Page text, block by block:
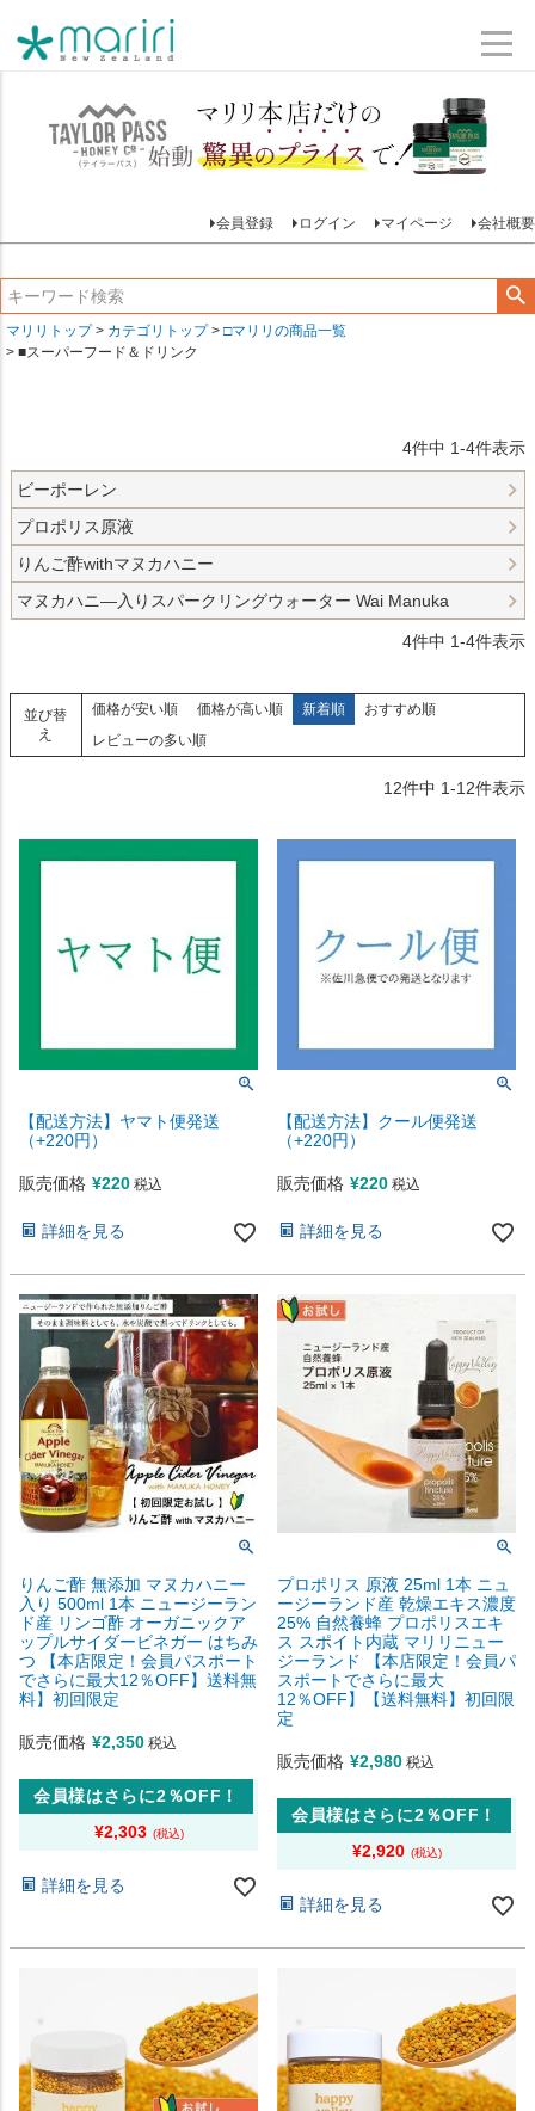
会員登録 ログイン マイページ 会社概要
マリリトップ カテゴリトップ
□マリリの商品一覧
■スーパーフード＆ドリンク
4件中 1-4件表示
ビーポーレン
プロポリス原液
りんご酢withマヌカハニー
マヌカハニ―入りスパークリングウォーター Wai Manuka
4件中 1-4件表示
並び替
え
価格が安い順 価格が高い順 新着順
おすすめ順
レビューの多い順
12件中 1-12件表示
【配送方法】ヤマト便発送
（+220円）
販売価格 ¥220 税込
詳細を見る
【配送方法】クール便発送
（+220円）
販売価格 ¥220 税込
詳細を見る
りんご酢 無添加 マヌカハニー
入り 500ml 1本 ニュージーラン
ド産 リンゴ酢 オーガニックア
ップルサイダービネガー はちみ
つ 【本店限定！会員パスポート
でさらに最大12％OFF】送料無
料】初回限定
販売価格 ¥2,350 税込
会員様はさらに2％OFF！
¥2,303
詳細を見る
プロポリス 原液 25ml 1本 ニュ
ージーランド産 乾燥エキス濃度
25% 自然養蜂 プロポリスエキ
ス スポイト内蔵 マリリニュー
ジーランド 【本店限定！会員パ
スポートでさらに最大
12％OFF】【送料無料】初回限
定
販売価格 ¥2,980 税込
会員様はさらに2％OFF！
¥2,920
詳細を見る